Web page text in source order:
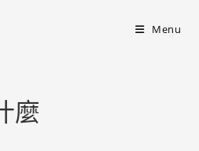
Menu
麼